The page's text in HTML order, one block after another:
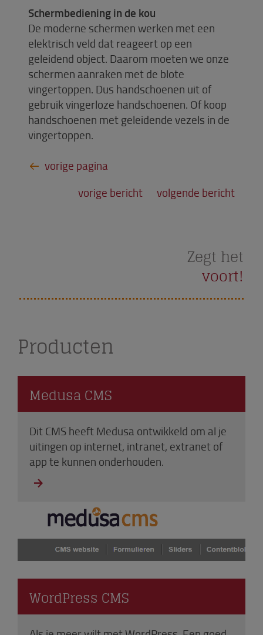
Schermbediening in de kou
De moderne schermen werken met een
elektrisch veld dat reageert op een
geleidend object. Daarom moeten we onze
schermen aanraken met de blote
vingertoppen. Dus handschoenen uit of
gebruik vingerloze handschoenen. Of koop
handschoenen met geleidende vezels in de
vingertoppen.
vorige bericht volgende bericht
Zegt het
voort!
Producten
Medusa CMS
Dit CMS heeft Medusa ontwikkeld om al je
uitingen op internet, intranet, extranet of
app te kunnen onderhouden.
WordPress CMS